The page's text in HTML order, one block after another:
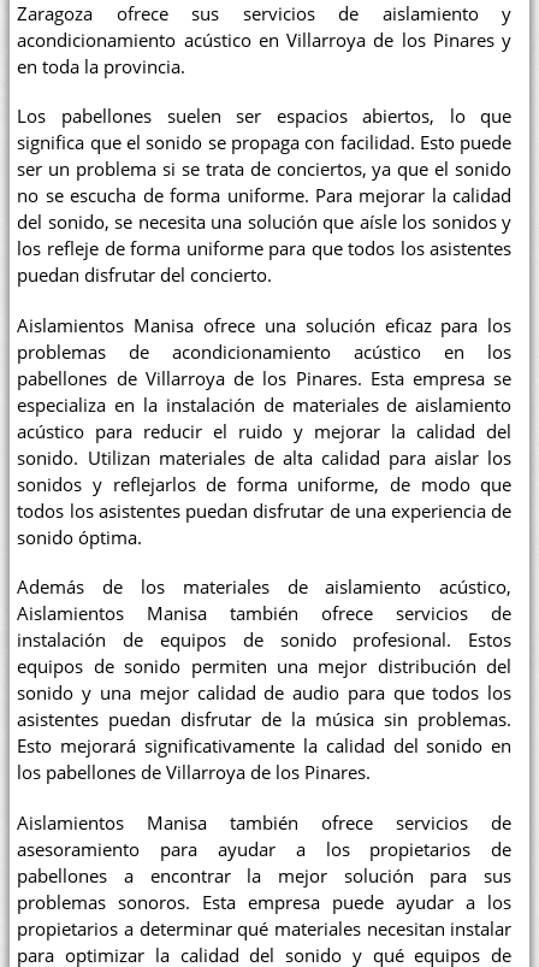
Zaragoza ofrece sus servicios de aislamiento y
acondicionamiento acústico en Villarroya de los Pinares y
en toda la provincia.
Los pabellones suelen ser espacios abiertos, lo que
significa que el sonido se propaga con facilidad. Esto puede
ser un problema si se trata de conciertos, ya que el sonido
no se escucha de forma uniforme. Para mejorar la calidad
del sonido, se necesita una solución que aísle los sonidos y
los refleje de forma uniforme para que todos los asistentes
puedan disfrutar del concierto.
Aislamientos Manisa ofrece una solución eficaz para los
problemas de acondicionamiento acústico en los
pabellones de Villarroya de los Pinares. Esta empresa se
especializa en la instalación de materiales de aislamiento
acústico para reducir el ruido y mejorar la calidad del
sonido. Utilizan materiales de alta calidad para aislar los
sonidos y reflejarlos de forma uniforme, de modo que
todos los asistentes puedan disfrutar de una experiencia de
sonido óptima.
Además de los materiales de aislamiento acústico,
Aislamientos Manisa también ofrece servicios de
instalación de equipos de sonido profesional. Estos
equipos de sonido permiten una mejor distribución del
sonido y una mejor calidad de audio para que todos los
asistentes puedan disfrutar de la música sin problemas.
Esto mejorará significativamente la calidad del sonido en
los pabellones de Villarroya de los Pinares.
Aislamientos Manisa también ofrece servicios de
asesoramiento para ayudar a los propietarios de
pabellones a encontrar la mejor solución para sus
problemas sonoros. Esta empresa puede ayudar a los
propietarios a determinar qué materiales necesitan instalar
para optimizar la calidad del sonido y qué equipos de